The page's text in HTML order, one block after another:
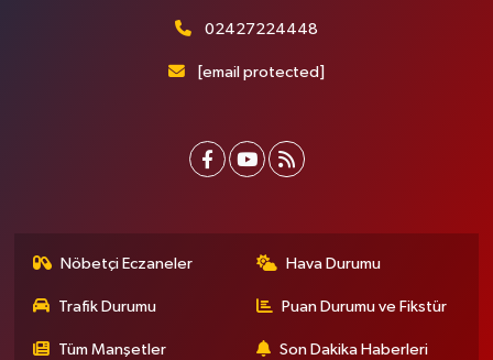
02427224448
[email protected]
Nöbetçi Eczaneler Hava Durumu
Trafik Durumu Puan Durumu ve Fikstür
Tüm Manşetler Son Dakika Haberleri